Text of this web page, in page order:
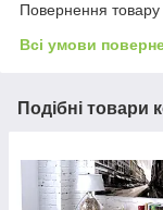
Повернення товару
Всі умови
Подібні товари